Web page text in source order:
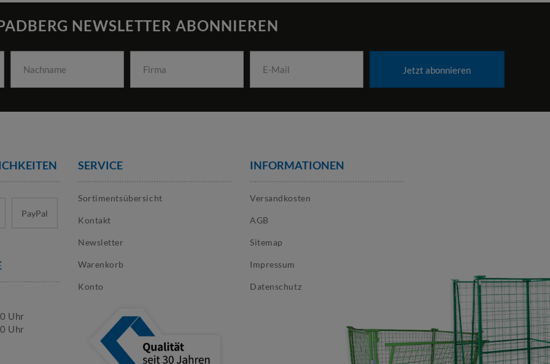
NEWSLETTER ABONNIEREN
Jetzt abonnieren
PayPal
Uhr
Uhr
SERVICE
Sortimentsübersicht
Kontakt
Newsletter
Warenkorb
Konto
INFORMATIONEN
Versandkosten
AGB
Sitemap
Impressum
Datenschutz